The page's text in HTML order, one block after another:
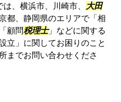
、横浜市、川崎市、
大田
都、静岡県のエリアで「相
顧問税理士」などに関する
立」に関してお困りのこと
までお問い合わせくださ